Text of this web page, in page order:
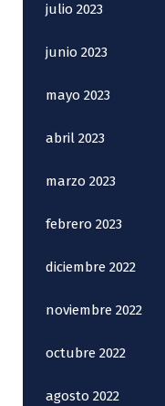
julio 2023
junio 2023
mayo 2023
abril 2023
marzo 2023
febrero 2023
diciembre 2022
noviembre 2022
octubre 2022
agosto 2022